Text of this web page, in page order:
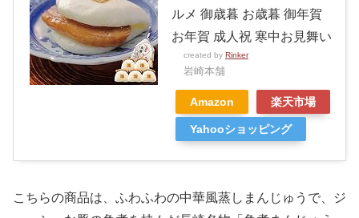
ルメ 御歳暮 お歳暮 御年賀
お年賀 成人祝 寒中お見舞い
created by Rinker
岩崎本舗
Amazon 楽天市場
Yahooショッピング
こちらの商品は、ふわふわの中華風蒸しまんじゅうで、ジ